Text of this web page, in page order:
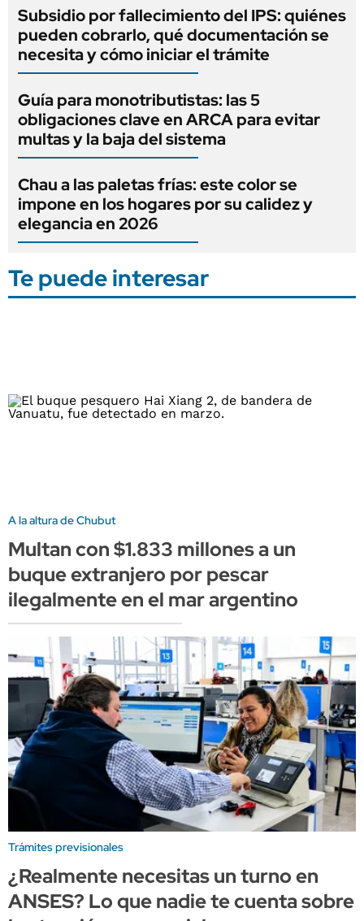
Subsidio por fallecimiento del IPS: quiénes
pueden cobrarlo, qué documentación se
necesita y cómo iniciar el trámite
Guía para monotributistas: las 5
obligaciones clave en ARCA para evitar
multas y la baja del sistema
Chau a las paletas frías: este color se
impone en los hogares por su calidez y
elegancia en 2026
Te puede interesar
A la altura de Chubut
Multan con $1.833 millones a un
buque extranjero por pescar
ilegalmente en el mar argentino
Trámites previsionales
¿Realmente necesitas un turno en
ANSES? Lo que nadie te cuenta sobre